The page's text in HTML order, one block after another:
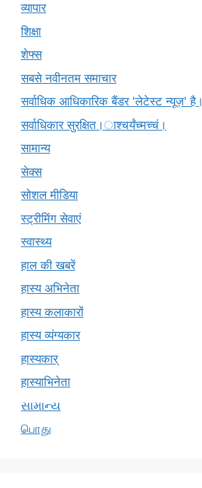
व्यापार
शिक्षा
शेफ्स
सबसे नवीनतम समाचार
सर्वाधिक आधिकारिक बैंडर 'लेटेस्ट न्यूज़' है।
सर्वाधिकार सुरक्षित।ाश्चर्यंच्मच्चं।
सामान्य
सेक्स
सोशल मीडिया
स्ट्रीमिंग सेवाएं
स्वास्थ्य
हाल की खबरें
हास्य अभिनेता
हास्य कलाकारों
हास्य व्यंग्यकार
हास्यकार्
हास्याभिनेता
સામાન્ય
பொது